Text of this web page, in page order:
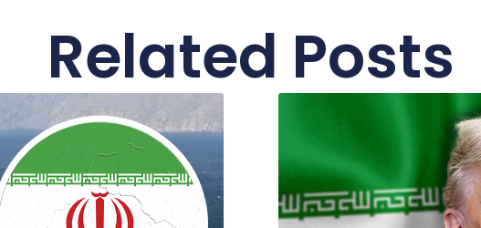
Related Posts